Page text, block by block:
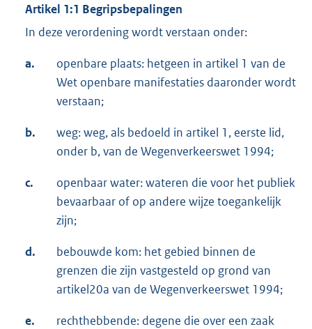
Artikel 1:1 Begripsbepalingen
In deze verordening wordt verstaan onder:
a.
openbare plaats: hetgeen in artikel 1 van de
Wet openbare manifestaties daaronder wordt
verstaan;
b.
weg: weg, als bedoeld in artikel 1, eerste lid,
onder b, van de Wegenverkeerswet 1994;
c.
openbaar water: wateren die voor het publiek
bevaarbaar of op andere wijze toegankelijk
zijn;
d.
bebouwde kom: het gebied binnen de
grenzen die zijn vastgesteld op grond van
artikel20a van de Wegenverkeerswet 1994;
e.
rechthebbende: degene die over een zaak